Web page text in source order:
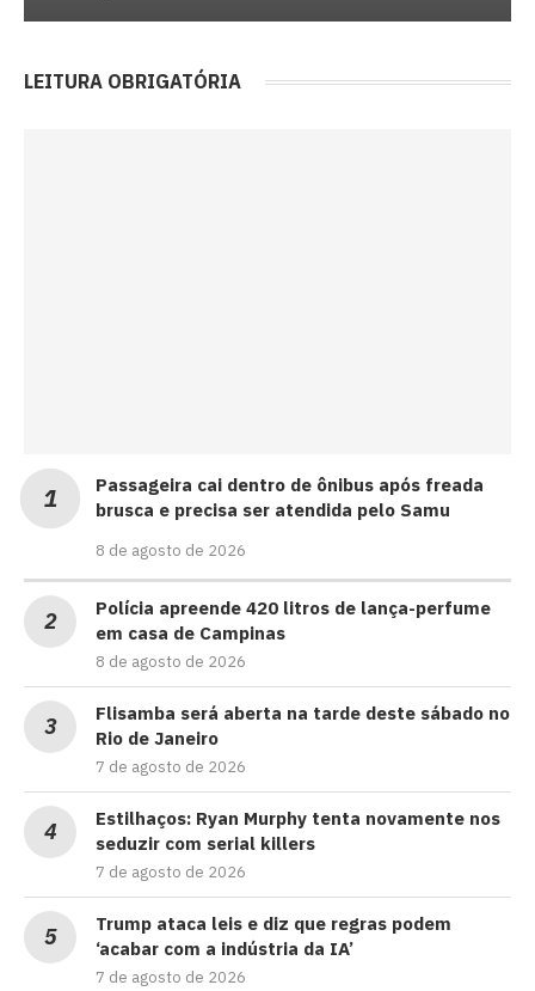
LEITURA OBRIGATÓRIA
Passageira cai dentro de ônibus após freada
brusca e precisa ser atendida pelo Samu
8 de agosto de 2026
Polícia apreende 420 litros de lança-perfume
em casa de Campinas
8 de agosto de 2026
Flisamba será aberta na tarde deste sábado no
Rio de Janeiro
7 de agosto de 2026
Estilhaços: Ryan Murphy tenta novamente nos
seduzir com serial killers
7 de agosto de 2026
Trump ataca leis e diz que regras podem
‘acabar com a indústria da IA’
7 de agosto de 2026